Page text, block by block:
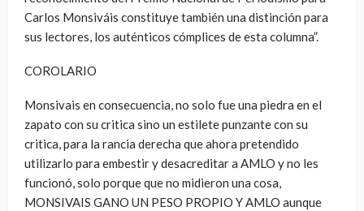
Carlos Monsiváis constituye también una distinción para
sus lectores, los auténticos cómplices de esta columna”.
COROLARIO
Monsivais en consecuencia, no solo fue una piedra en el
zapato con su critica sino un estilete punzante con su
critica, para la rancia derecha que ahora pretendido
utilizarlo para embestir y desacreditar a AMLO y no les
funcionó, solo porque que no midieron una cosa,
MONSIVAIS GANO UN PESO PROPIO Y AMLO aunque